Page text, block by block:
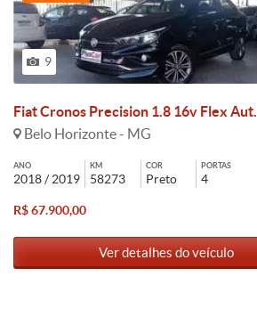
9
Fiat Cronos Precision 1.8 16v Flex Aut.
Belo Horizonte - MG
ANO
2018 / 2019
KM
58273
COR
Preto
PORTAS
4
R$ 67.900,00
Ver detalhes do veículo